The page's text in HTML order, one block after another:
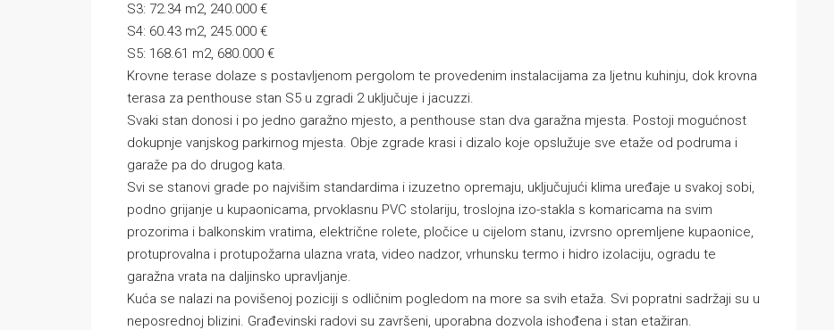
S3: 72.34 m2, 240.000 €
S4: 60.43 m2, 245.000 €
S5: 168.61 m2, 680.000 €
Krovne terase dolaze s postavljenom pergolom te provedenim instalacijama za ljetnu kuhinju, dok krovna
terasa za penthouse stan S5 u zgradi 2 uključuje i jacuzzi.
Svaki stan donosi i po jedno garažno mjesto, a penthouse stan dva garažna mjesta. Postoji mogućnost
dokupnje vanjskog parkirnog mjesta. Obje zgrade krasi i dizalo koje opslužuje sve etaže od podruma i
garaže pa do drugog kata.
Svi se stanovi grade po najvišim standardima i izuzetno opremaju, uključujući klima uređaje u svakoj sobi,
podno grijanje u kupaonicama, prvoklasnu PVC stolariju, troslojna izo-stakla s komaricama na svim
prozorima i balkonskim vratima, električne rolete, pločice u cijelom stanu, izvrsno opremljene kupaonice,
protuprovalna i protupožarna ulazna vrata, video nadzor, vrhunsku termo i hidro izolaciju, ogradu te
garažna vrata na daljinsko upravljanje.
Kuća se nalazi na povišenoj poziciji s odličnim pogledom na more sa svih etaža. Svi popratni sadržaji su u
neposrednoj blizini. Građevinski radovi su završeni, uporabna dozvola ishođena i stan etažiran.